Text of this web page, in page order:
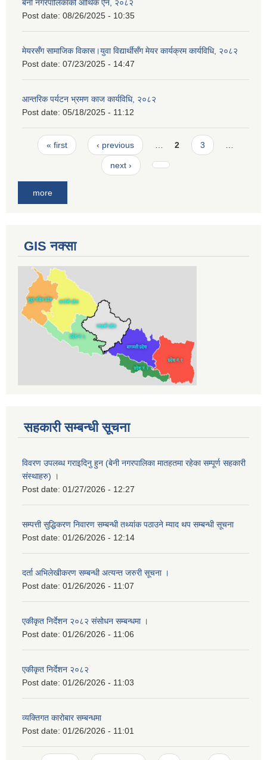
बेनी नगरपालिकाको आर्थिक ऐन, २०८२
Post date: 08/26/2025 - 10:35
मेयरसँग सामाजिक विकास।युवा विद्यार्थीसँग मेयर कार्यक्रम कार्यविधि, २०८२
Post date: 07/23/2025 - 14:47
आन्तरिक पर्यटन भ्रमण काज कार्यविधि, २०८२
Post date: 05/18/2025 - 11:12
Pages
« first ‹ previous 2 3
next ›
more
GIS नक्सा
सहकारी सम्बन्धी सूचना
विवरण उपलब्ध गराइदिनु हुन (बेनी नगरपालिका मातहतमा रहेका सम्पूर्ण सहकारी
संस्थाहरु) ।
Post date: 01/27/2026 - 12:27
सम्पत्ती सुद्धिकरण निवारण सम्बन्धी तथ्यांक पठाउने म्याद थप सम्बन्धी सूचना
Post date: 01/26/2026 - 12:14
दर्ता अभिलेखीकरण सम्बन्धी अत्यन्‍त जरुरी सूचना ।
Post date: 01/26/2026 - 11:07
एकीकृत निर्देशन २०८२ संसोधन सम्बन्धमा ।
Post date: 01/26/2026 - 11:06
एकीकृत निर्देशन २०८२
Post date: 01/26/2026 - 11:03
व्यक्तिगत कारोबार सम्बन्धमा
Post date: 01/26/2026 - 11:01